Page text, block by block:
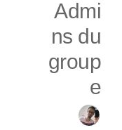
Admi
ns du
group
e